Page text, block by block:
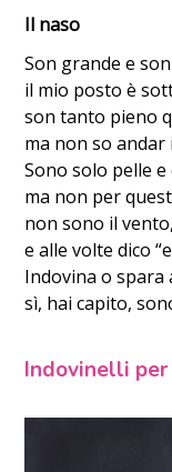
Il naso
Son grande e
il mio posto è
son tanto pieno
ma non so andar
Sono solo pelle e
ma non per
non sono il
e alle volte dico
Indovina o spara
sì, hai capito,
Indovinelli